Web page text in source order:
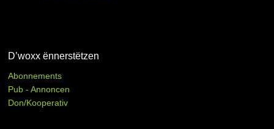
D’woxx ënnerstëtzen
Abonnements
Pub - Annoncen
Don/Kooperativ